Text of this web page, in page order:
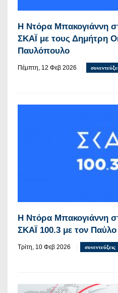
Η Ντόρα Μπακογιάννη
ΣΚΑΪ με τους Δημήτρη
Παυλόπουλο
Πέμπτη, 12 Φεβ 2026
Η Ντόρα Μπακογιάννη
ΣΚΑΪ 100.3 με τον Παύλο
Τρίτη, 10 Φεβ 2026 συνεντεύξεις